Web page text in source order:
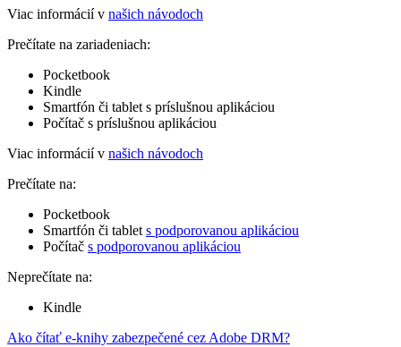
Viac informácií v našich návodoch
Prečítate na zariadeniach:
Pocketbook
Kindle
Smartfón či tablet s príslušnou aplikáciou
Počítač s príslušnou aplikáciou
Viac informácií v našich návodoch
Prečítate na:
Pocketbook
Smartfón či tablet s podporovanou aplikáciou
Počítač s podporovanou aplikáciou
Neprečítate na:
Kindle
Ako čítať e-knihy zabezpečené cez Adobe DRM?